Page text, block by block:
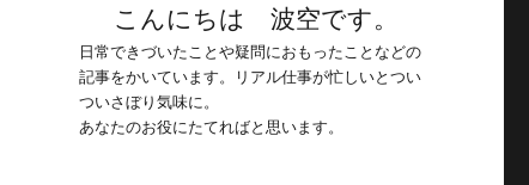
こんにちは 波空です。
日常できづいたことや疑問におもったことなどの
記事をかいています。リアル仕事が忙しいとつい
ついさぼり気味に。
あなたのお役にたてればと思います。